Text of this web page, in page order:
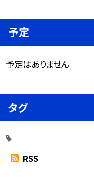
予定
予定はありません
タグ
RSS